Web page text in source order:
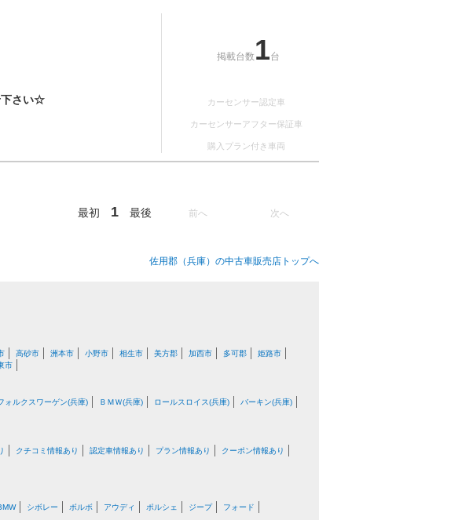
下さい☆
掲載台数 1台
カーセンサー認定車
カーセンサーアフター保証車
購入プラン付き車両
最初 1 最後 前へ 次へ
佐用郡（兵庫）の中古車販売店トップへ
高砂市 洲本市 小野市 相生市 美方郡 加西市 多可郡
姫路市
市
ォルクスワーゲン(兵庫) ＢＭＷ(兵庫) ロールスロイス(兵庫)
バーキン(兵庫)
クチコミ情報あり 認定車情報あり プラン情報あり クーポン情報あり
シボレー ボルボ アウディ ポルシェ ジープ
フォード